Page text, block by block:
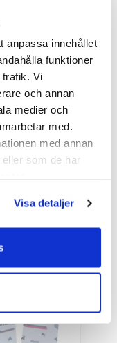
anpassa innehållet
funktioner
Vi
och annan
medier och
med.
med annan
som de har
Visa detaljer
500 ml
Lockmedel 500 ml
get...
inom 1-2
Köp